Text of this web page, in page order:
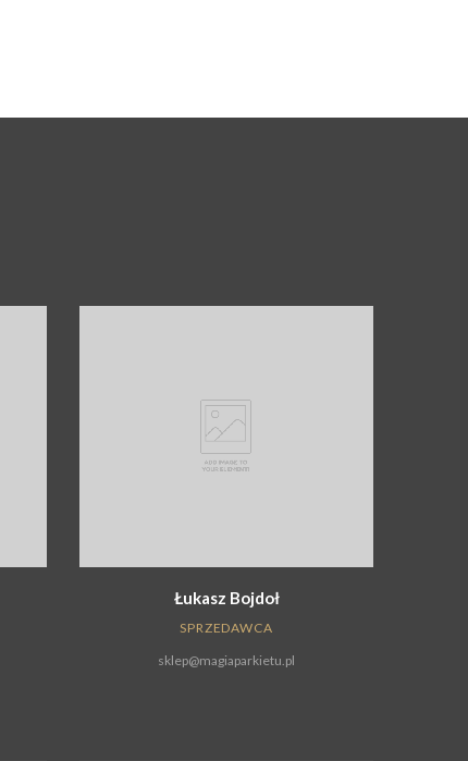
Łukasz Bojdoł
SPRZEDAWCA
sklep@magiaparkietu.pl